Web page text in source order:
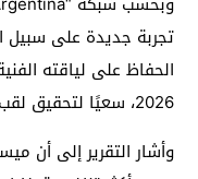
تجربة جديدة على سبيل
الحفاظ على لياقته
2026، سعيًا لتحقيق لقب ثانٍ مع منتخب الأرجنتين.
وأشار التقرير إلى أن